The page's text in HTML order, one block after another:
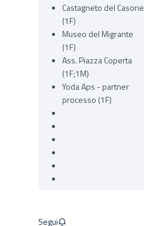
Castagneto del Casone
(1F)
Museo del Migrante
(1F)
Ass. Piazza Coperta
(1F;1M)
Yoda Aps - partner
processo (1F)
Segui